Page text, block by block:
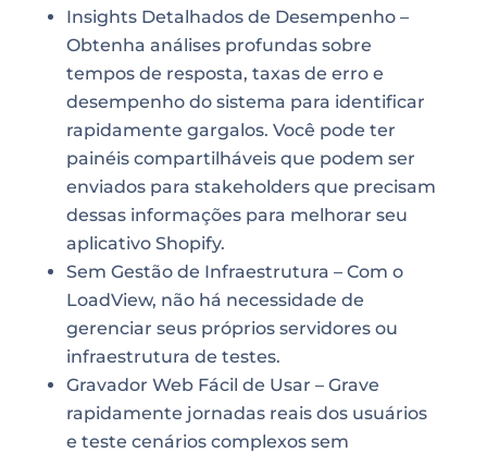
Insights Detalhados de Desempenho –
Obtenha análises profundas sobre
tempos de resposta, taxas de erro e
desempenho do sistema para identificar
rapidamente gargalos. Você pode ter
painéis compartilháveis que podem ser
enviados para stakeholders que precisam
dessas informações para melhorar seu
aplicativo Shopify.
Sem Gestão de Infraestrutura – Com o
LoadView, não há necessidade de
gerenciar seus próprios servidores ou
infraestrutura de testes.
Gravador Web Fácil de Usar – Grave
rapidamente jornadas reais dos usuários
e teste cenários complexos sem